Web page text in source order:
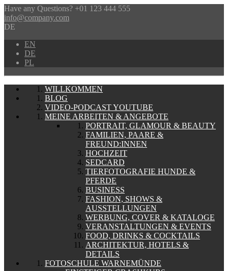
Have any Questions? +01 123 444 555
info@company.com
DE
EN
DE
PL
WILLKOMMEN
BLOG
VIDEO-PODCAST YOUTUBE
MEINE ARBEITEN & ANGEBOTE
PORTRAIT, GLAMOUR & BEAUTY
FAMILIEN, PAARE &
FREUND:INNEN
HOCHZEIT
SEDCARD
TIERFOTOGRAFIE HUNDE &
PFERDE
BUSINESS
FASHION, SHOWS &
AUSSTELLUNGEN
WERBUNG, COVER & KATALOGE
VERANSTALTUNGEN & EVENTS
FOOD, DRINKS & COCKTAILS
ARCHITEKTUR, HOTELS &
DETAILS
FOTOSCHULE WARNEMÜNDE